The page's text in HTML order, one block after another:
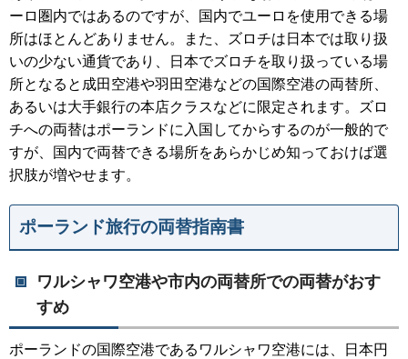
ーロ圏内ではあるのですが、国内でユーロを使用できる場
所はほとんどありません。また、ズロチは日本では取り扱
いの少ない通貨であり、日本でズロチを取り扱っている場
所となると成田空港や羽田空港などの国際空港の両替所、
あるいは大手銀行の本店クラスなどに限定されます。ズロ
チへの両替はポーランドに入国してからするのが一般的で
すが、国内で両替できる場所をあらかじめ知っておけば選
択肢が増やせます。
ポーランド旅行の両替指南書
ワルシャワ空港や市内の両替所での両替がおす
すめ
ポーランドの国際空港であるワルシャワ空港には、日本円